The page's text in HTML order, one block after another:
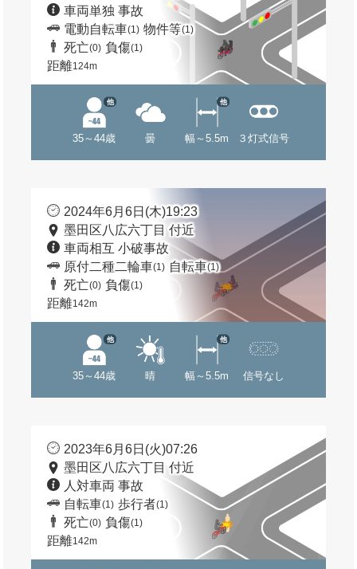
車両単独 事故
電動自転車(1) 物件等(1)
死亡(0) 負傷(1)
距離124m
35～44歳
他
曇 幅～5.5m
他
３灯式信号
2024年6月6日(木)19:23
墨田区八広六丁目 付近
車両相互 小破事故
原付二種二輪車(1) 自転車(1)
死亡(0) 負傷(1)
距離142m
35～44歳
他
晴 幅～5.5m
他
信号なし
2023年6月6日(火)07:26
墨田区八広六丁目 付近
人対車両 事故
自転車(1) 歩行者(1)
死亡(0) 負傷(1)
距離142m